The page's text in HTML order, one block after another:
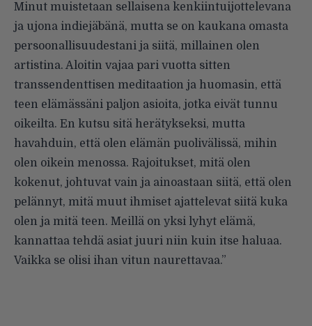
Minut muistetaan sellaisena kenkiintuijottelevana
ja ujona indiejäbänä, mutta se on kaukana omasta
persoonallisuudestani ja siitä, millainen olen
artistina. Aloitin vajaa pari vuotta sitten
transsendenttisen meditaation ja huomasin, että
teen elämässäni paljon asioita, jotka eivät tunnu
oikeilta. En kutsu sitä herätykseksi, mutta
havahduin, että olen elämän puolivälissä, mihin
olen oikein menossa. Rajoitukset, mitä olen
kokenut, johtuvat vain ja ainoastaan siitä, että olen
pelännyt, mitä muut ihmiset ajattelevat siitä kuka
olen ja mitä teen. Meillä on yksi lyhyt elämä,
kannattaa tehdä asiat juuri niin kuin itse haluaa.
Vaikka se olisi ihan vitun naurettavaa.”